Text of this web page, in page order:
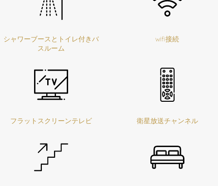
シャワーブースとトイレ付きバ
スルーム
wifi接続
フラットスクリーンテレビ 衛星放送チャンネル